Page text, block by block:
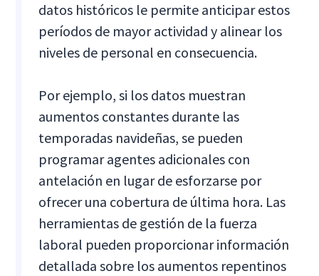
datos históricos le permite anticipar estos
períodos de mayor actividad y alinear los
niveles de personal en consecuencia.
Por ejemplo, si los datos muestran
aumentos constantes durante las
temporadas navideñas, se pueden
programar agentes adicionales con
antelación en lugar de esforzarse por
ofrecer una cobertura de última hora. Las
herramientas de gestión de la fuerza
laboral pueden proporcionar información
detallada sobre los aumentos repentinos